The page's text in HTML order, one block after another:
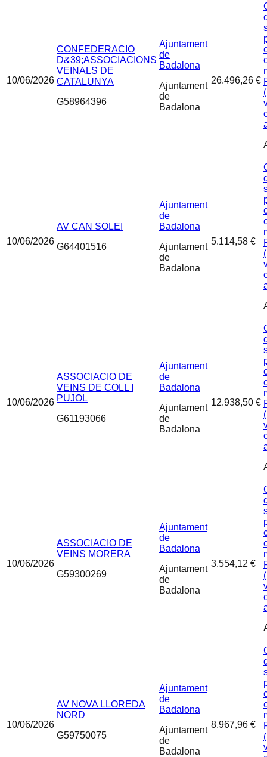
10/06/2026
CONFEDERACIO
D&39;ASSOCIACIONS
VEINALS DE
CATALUNYA
G58964396
Ajuntament
de
Badalona
Ajuntament
de
Badalona
26.496,26 €
10/06/2026
AV CAN SOLEI
G64401516
Ajuntament
de
Badalona
Ajuntament
de
Badalona
5.114,58 €
10/06/2026
ASSOCIACIO DE
VEINS DE COLL I
PUJOL
G61193066
Ajuntament
de
Badalona
Ajuntament
de
Badalona
12.938,50 €
10/06/2026
ASSOCIACIO DE
VEINS MORERA
G59300269
Ajuntament
de
Badalona
Ajuntament
de
Badalona
3.554,12 €
10/06/2026
AV NOVA LLOREDA
NORD
G59750075
Ajuntament
de
Badalona
Ajuntament
de
Badalona
8.967,96 €